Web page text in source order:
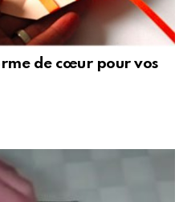
de cœur pour vos